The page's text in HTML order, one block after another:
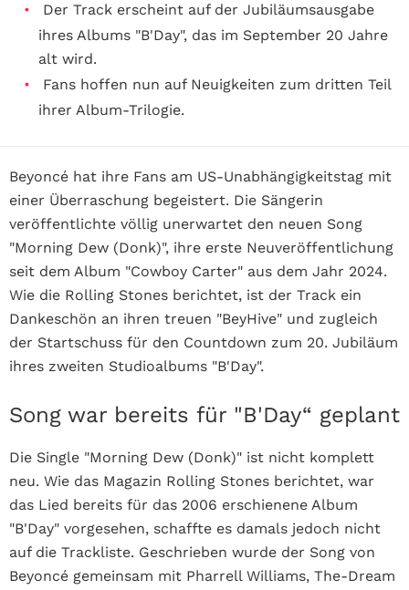
Der Track erscheint auf der Jubiläumsausgabe
ihres Albums "B'Day", das im September 20 Jahre
alt wird.
Fans hoffen nun auf Neuigkeiten zum dritten Teil
ihrer Album-Trilogie.
Beyoncé hat ihre Fans am US-Unabhängigkeitstag mit
einer Überraschung begeistert. Die Sängerin
veröffentlichte völlig unerwartet den neuen Song
"Morning Dew (Donk)", ihre erste Neuveröffentlichung
seit dem Album "Cowboy Carter" aus dem Jahr 2024.
Wie die Rolling Stones berichtet, ist der Track ein
Dankeschön an ihren treuen "BeyHive" und zugleich
der Startschuss für den Countdown zum 20. Jubiläum
ihres zweiten Studioalbums "B'Day".
Song war bereits für "B'Day“ geplant
Die Single "Morning Dew (Donk)" ist nicht komplett
neu. Wie das Magazin Rolling Stones berichtet, war
das Lied bereits für das 2006 erschienene Album
"B'Day" vorgesehen, schaffte es damals jedoch nicht
auf die Trackliste. Geschrieben wurde der Song von
Beyoncé gemeinsam mit Pharrell Williams, The-Dream